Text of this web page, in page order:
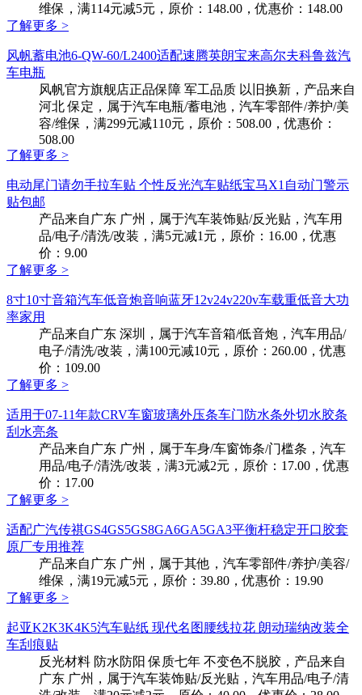
维保，满114元减5元，原价：148.00，优惠价：148.00
了解更多 >
风帆蓄电池6-QW-60/L2400适配速腾英朗宝来高尔夫科鲁兹汽
车电瓶
风帆官方旗舰店正品保障 军工品质 以旧换新，产品来自
河北 保定，属于汽车电瓶/蓄电池，汽车零部件/养护/美
容/维保，满299元减110元，原价：508.00，优惠价：
508.00
了解更多 >
电动尾门请勿手拉车贴 个性反光汽车贴纸宝马X1自动门警示
贴包邮
产品来自广东 广州，属于汽车装饰贴/反光贴，汽车用
品/电子/清洗/改装，满5元减1元，原价：16.00，优惠
价：9.00
了解更多 >
8寸10寸音箱汽车低音炮音响蓝牙12v24v220v车载重低音大功
率家用
产品来自广东 深圳，属于汽车音箱/低音炮，汽车用品/
电子/清洗/改装，满100元减10元，原价：260.00，优惠
价：109.00
了解更多 >
适用于07-11年款CRV车窗玻璃外压条车门防水条外切水胶条
刮水亮条
产品来自广东 广州，属于车身/车窗饰条/门槛条，汽车
用品/电子/清洗/改装，满3元减2元，原价：17.00，优惠
价：17.00
了解更多 >
适配广汽传祺GS4GS5GS8GA6GA5GA3平衡杆稳定开口胶套
原厂专用推荐
产品来自广东 广州，属于其他，汽车零部件/养护/美容/
维保，满19元减5元，原价：39.80，优惠价：19.90
了解更多 >
起亚K2K3K4K5汽车贴纸 现代名图腰线拉花 朗动瑞纳改装全
车刮痕贴
反光材料 防水防阳 保质七年 不变色不脱胶，产品来自
广东 广州，属于汽车装饰贴/反光贴，汽车用品/电子/清